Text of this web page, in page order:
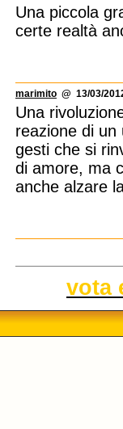
Una piccola
certe realtà
marimito @ 13/03/
Una
reazione di
gesti che si
di amore, ma
anche alzare
vota